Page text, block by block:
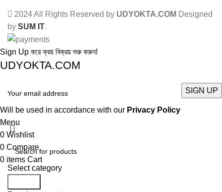
2024 All Rights Reserved by UDYOKTA.COM Designed
by SUM IT.
Sign Up করে ক্রয় বিক্রয় শুরু করুন!
UDYOKTA.COM
Will be used in accordance with our Privacy Policy
Select category
Menu
0 Wishlist
0 Compare
0 items Cart